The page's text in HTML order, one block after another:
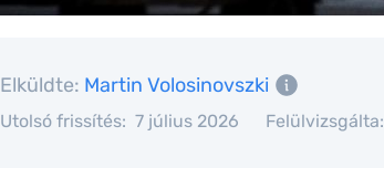
Elküldte: Martin Volosinovszki
Utolsó frissítés: 7 július 2026 Felülvizsgálta: